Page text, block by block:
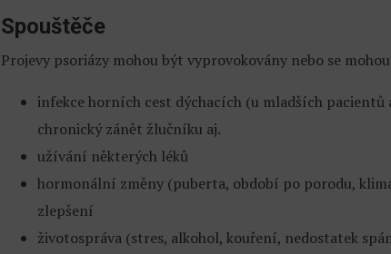
Spouštěče
Projevy psoriázy mohou být vyprovokovány nebo se
infekce horních cest dýchacích (u mladších
chronický zánět žlučníku aj.
užívání některých léků
hormonální změny (puberta, období po porodu,
zlepšení
životospráva (stres, alkohol, kouření, nedostatek